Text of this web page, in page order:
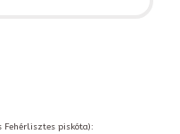
Fehérlisztes piskóta):